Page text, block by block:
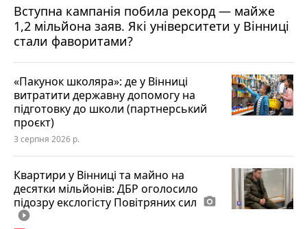
Вступна кампанія побила рекорд — майже
1,2 мільйона заяв. Які університети у Вінниці
стали фаворитами?
«Пакунок школяра»: де у Вінниці
витратити державну допомогу на
підготовку до школи (партнерський
проєкт)
3 серпня 2026 р.
Квартири у Вінниці та майно на
десятки мільйонів: ДБР оголосило
підозру екслогісту Повітряних сил photo_camera
play_circle_filled